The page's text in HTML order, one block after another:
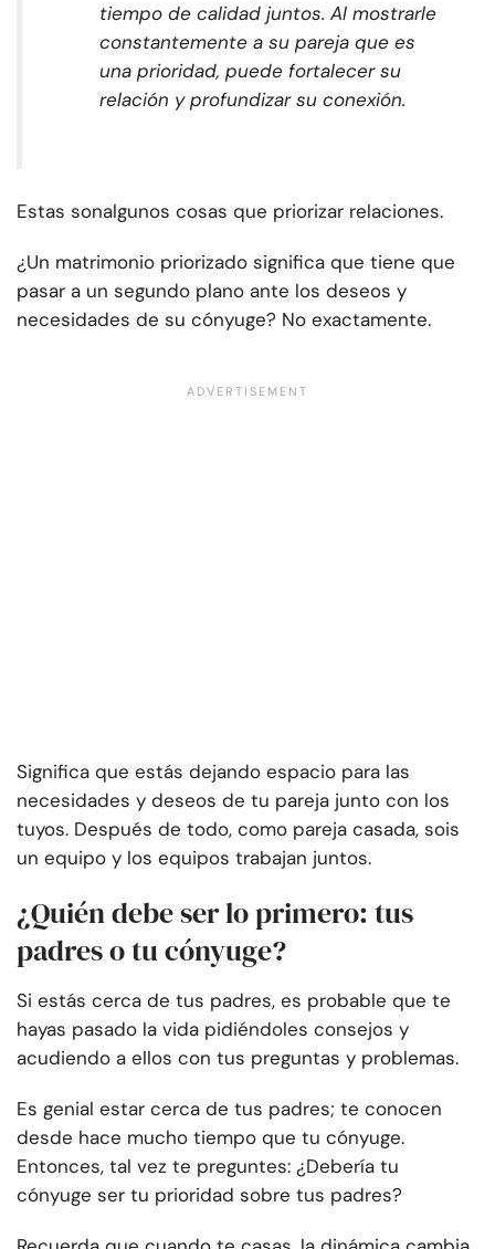
tiempo de calidad juntos. Al mostrarle
constantemente a su pareja que es
una prioridad, puede fortalecer su
relación y profundizar su conexión.
Estas sonalgunos cosas que priorizar relaciones.
¿Un matrimonio priorizado significa que tiene que
pasar a un segundo plano ante los deseos y
necesidades de su cónyuge? No exactamente.
Significa que estás dejando espacio para las
necesidades y deseos de tu pareja junto con los
tuyos. Después de todo, como pareja casada, sois
un equipo y los equipos trabajan juntos.
¿Quién debe ser lo primero: tus
padres o tu cónyuge?
Si estás cerca de tus padres, es probable que te
hayas pasado la vida pidiéndoles consejos y
acudiendo a ellos con tus preguntas y problemas.
Es genial estar cerca de tus padres; te conocen
desde hace mucho tiempo que tu cónyuge.
Entonces, tal vez te preguntes: ¿Debería tu
cónyuge ser tu prioridad sobre tus padres?